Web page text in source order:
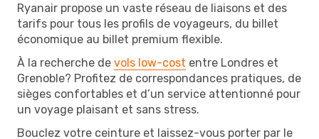
Ryanair propose un vaste réseau de liaisons et des
tarifs pour tous les profils de voyageurs, du billet
économique au billet premium flexible.
À la recherche de vols low-cost entre Londres et
Grenoble? Profitez de correspondances pratiques, de
sièges confortables et d’un service attentionné pour
un voyage plaisant et sans stress.
Bouclez votre ceinture et laissez-vous porter par le